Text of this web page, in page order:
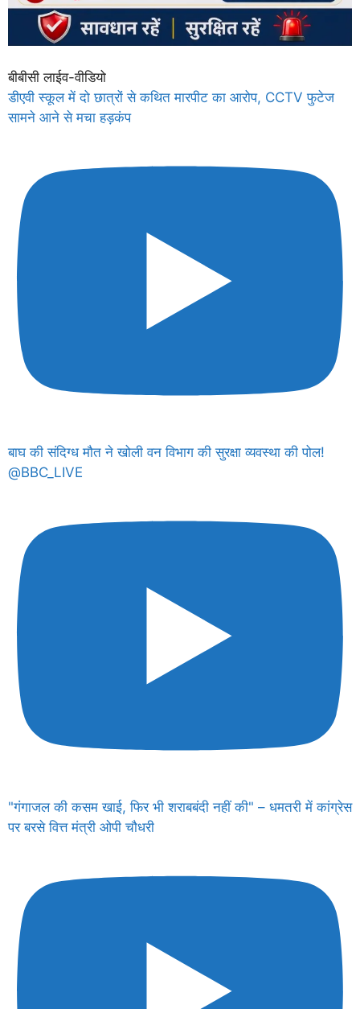
बीबीसी लाईव-वीडियो
डीएवी स्कूल में दो छात्रों से कथित मारपीट का आरोप, CCTV फुटेज
सामने आने से मचा हड़कंप
बाघ की संदिग्ध मौत ने खोली वन विभाग की सुरक्षा व्यवस्था की पोल!
@BBC_LIVE
"गंगाजल की कसम खाई, फिर भी शराबबंदी नहीं की" – धमतरी में कांग्रेस
पर बरसे वित्त मंत्री ओपी चौधरी